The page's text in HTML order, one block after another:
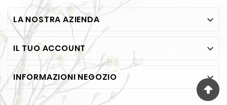
LA NOSTRA AZIENDA 
IL TUO ACCOUNT 
INFORMAZIONI NEGOZIO 